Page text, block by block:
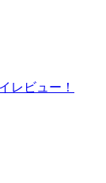
レビュー！